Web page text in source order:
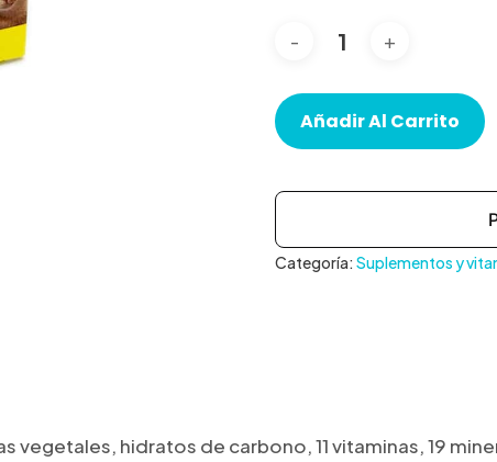
Añadir Al Carrito
Categoría: Suplementos y
vegetales, hidratos de carbono, 11 vitaminas, 19